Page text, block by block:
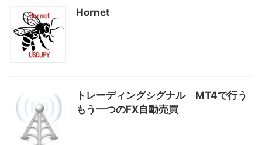
Hornet
トレーディングシグナル MT4で行う
もう一つのFX自動売買